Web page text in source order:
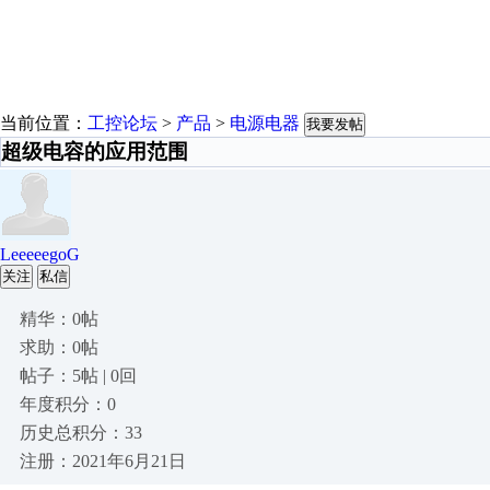
当前位置： 工控论坛 > 产品 > 电源电器 我要发帖
超级电容的应用范围
LeeeeegoG
关注 私信
精华：0帖
求助：0帖
帖子：5帖 | 0回
年度积分：0
历史总积分：33
注册：2021年6月21日